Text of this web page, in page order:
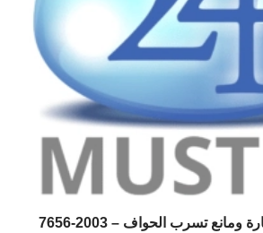
تسرب الحواف – 2003-7656